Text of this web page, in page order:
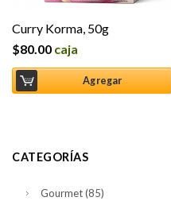
Curry Korma, 50g
$80.00 caja
Agregar
CATEGORÍAS
Gourmet(85)